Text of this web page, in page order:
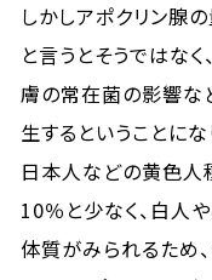
しかしアポクリン腺
と言うとそうではな
膚の常在菌の影響な
生するということにな
日本人などの黄色人
10％と少なく、白人
体質がみられるため